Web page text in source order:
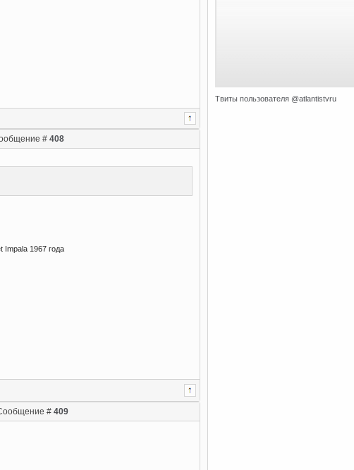
# 408
Impala 1967 года
# 409
Твиты пользователя @atlantistvru